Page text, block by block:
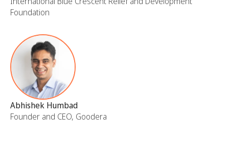
Foundation
Abhishek Humbad
Founder and CEO, Goodera